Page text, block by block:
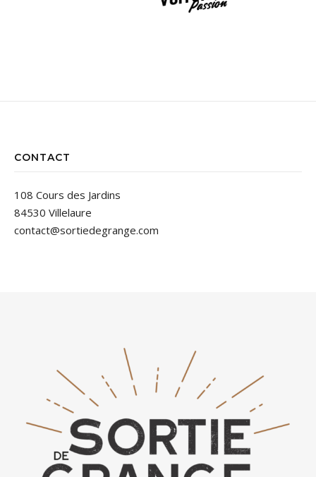
CONTACT
108 Cours des Jardins
84530 Villelaure
contact@sortiedegrange.com